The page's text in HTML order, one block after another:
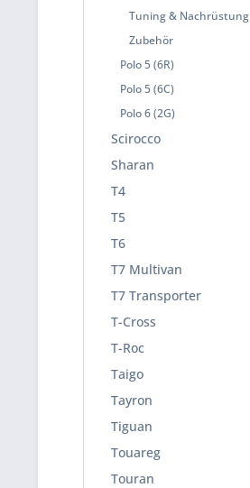
Tuning & Nachrüstung
Zubehör
Polo 5 (6R)
Polo 5 (6C)
Polo 6 (2G)
Scirocco
Sharan
T4
T5
T6
T7 Multivan
T7 Transporter
T-Cross
T-Roc
Taigo
Tayron
Tiguan
Touareg
Touran